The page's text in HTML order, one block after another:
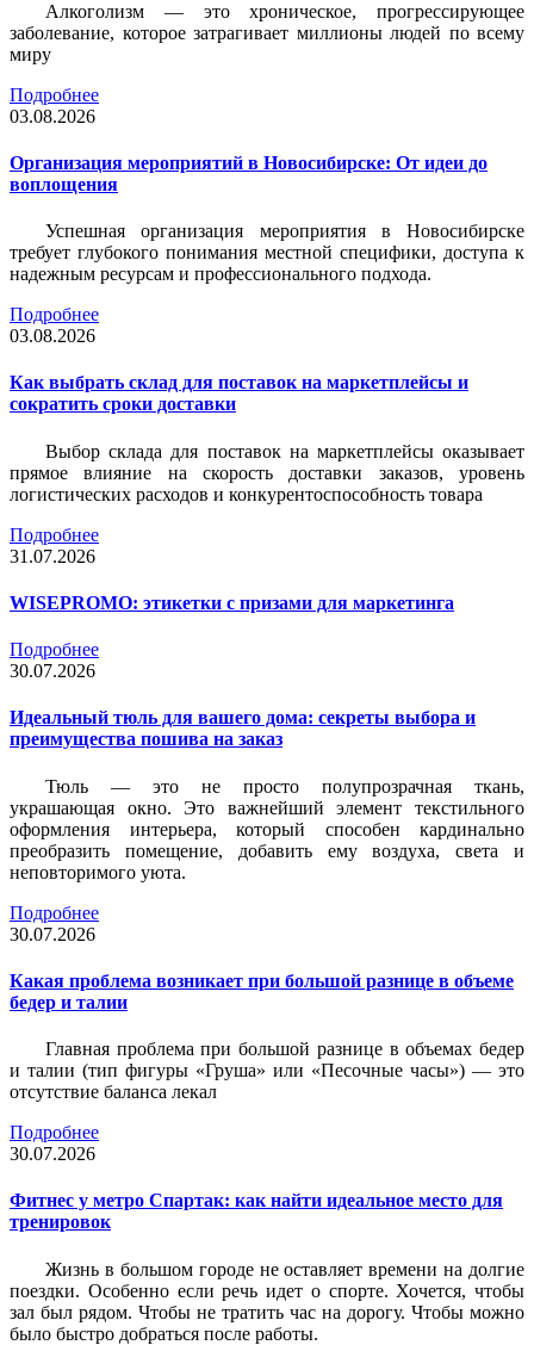
Алкоголизм — это хроническое, прогрессирующее
заболевание, которое затрагивает миллионы людей по всему
миру
Подробнее
03.08.2026
Организация мероприятий в Новосибирске: От идеи до
воплощения
Успешная организация мероприятия в Новосибирске
требует глубокого понимания местной специфики, доступа к
надежным ресурсам и профессионального подхода.
Подробнее
03.08.2026
Как выбрать склад для поставок на маркетплейсы и
сократить сроки доставки
Выбор склада для поставок на маркетплейсы оказывает
прямое влияние на скорость доставки заказов, уровень
логистических расходов и конкурентоспособность товара
Подробнее
31.07.2026
WISEPROMO: этикетки с призами для маркетинга
Подробнее
30.07.2026
Идеальный тюль для вашего дома: секреты выбора и
преимущества пошива на заказ
Тюль — это не просто полупрозрачная ткань,
украшающая окно. Это важнейший элемент текстильного
оформления интерьера, который способен кардинально
преобразить помещение, добавить ему воздуха, света и
неповторимого уюта.
Подробнее
30.07.2026
Какая проблема возникает при большой разнице в объеме
бедер и талии
Главная проблема при большой разнице в объемах бедер
и талии (тип фигуры «Груша» или «Песочные часы») — это
отсутствие баланса лекал
Подробнее
30.07.2026
Фитнес у метро Спартак: как найти идеальное место для
тренировок
Жизнь в большом городе не оставляет времени на долгие
поездки. Особенно если речь идет о спорте. Хочется, чтобы
зал был рядом. Чтобы не тратить час на дорогу. Чтобы можно
было быстро добраться после работы.